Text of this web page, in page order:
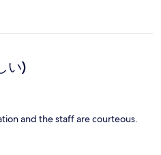
い)
and the staff are courteous.